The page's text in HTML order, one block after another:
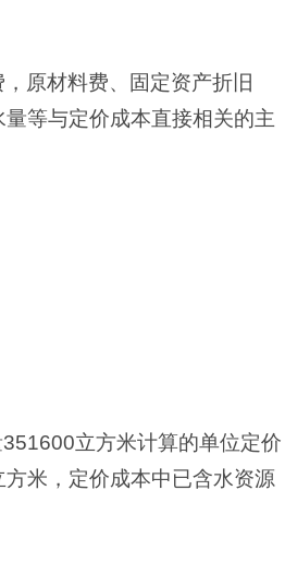
原材料费、固定资产折旧
等与定价成本直接相关的主
立方米计算的单位定价
米，定价成本中已含水资源